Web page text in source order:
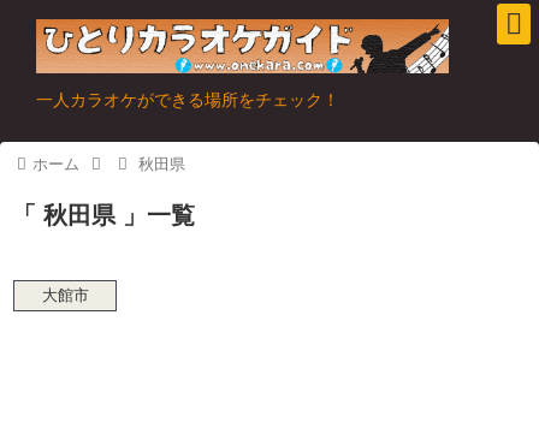
一人カラオケができる場所をチェック！
ホーム 秋田県
秋田県 一覧
大館市